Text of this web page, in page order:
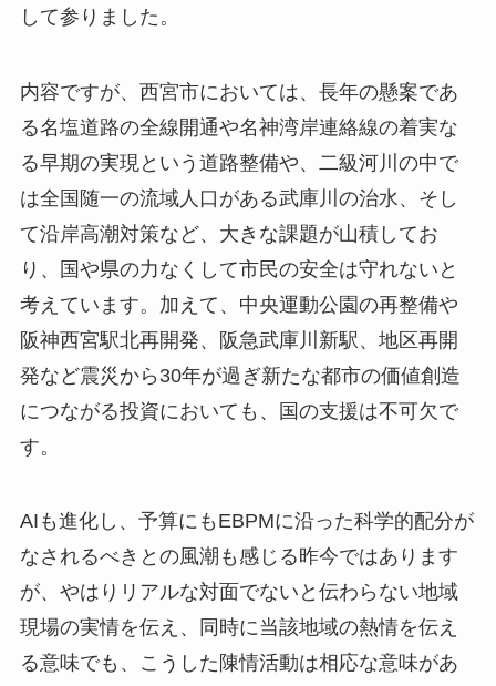
して参りました。
内容ですが、西宮市においては、長年の懸案であ
る名塩道路の全線開通や名神湾岸連絡線の着実な
る早期の実現という道路整備や、二級河川の中で
は全国随一の流域人口がある武庫川の治水、そし
て沿岸高潮対策など、大きな課題が山積してお
り、国や県の力なくして市民の安全は守れないと
考えています。加えて、中央運動公園の再整備や
阪神西宮駅北再開発、阪急武庫川新駅、地区再開
発など震災から30年が過ぎ新たな都市の価値創造
につながる投資においても、国の支援は不可欠で
す。
AIも進化し、予算にもEBPMに沿った科学的配分が
なされるべきとの風潮も感じる昨今ではあります
が、やはりリアルな対面でないと伝わらない地域
現場の実情を伝え、同時に当該地域の熱情を伝え
る意味でも、こうした陳情活動は相応な意味があ